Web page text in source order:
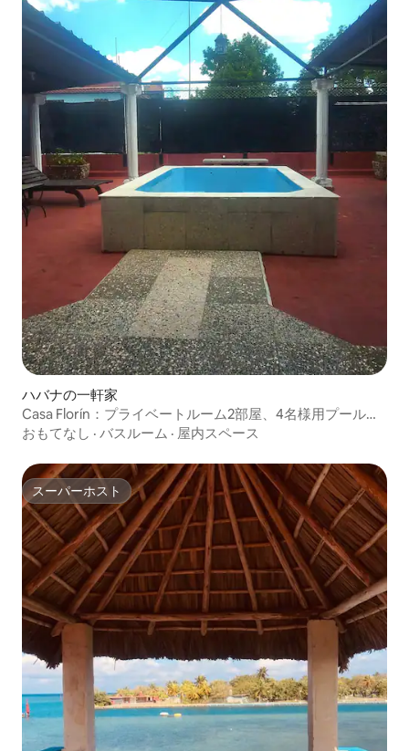
ハバナの一軒家
Casa Florín：プライベートルーム2部屋、4名様用プールと
サウナ
おもてなし · バスルーム · 屋内スペース
スーパーホスト
スーパーホスト